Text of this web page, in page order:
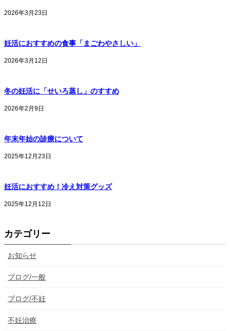
2026年3月23日
妊活におすすめの食事「まごわやさしい」
2026年3月12日
冬の妊活に「せいろ蒸し」のすすめ
2026年2月9日
年末年始の診療について
2025年12月23日
妊活におすすめ！冷え対策グッズ
2025年12月12日
カテゴリー
お知らせ
ブログ/一般
ブログ/不妊
不妊治療